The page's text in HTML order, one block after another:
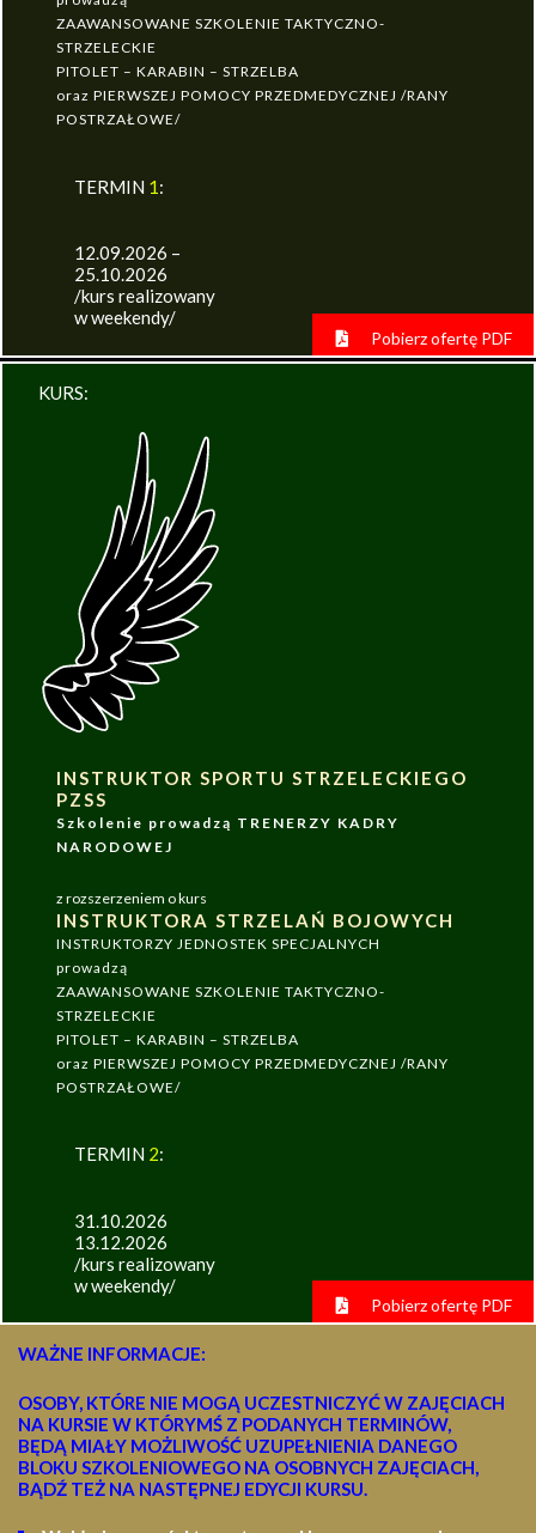
ZAAWANSOWANE SZKOLENIE TAKTYCZNO-
STRZELECKIE
PITOLET – KARABIN – STRZELBA
oraz PIERWSZEJ POMOCY PRZEDMEDYCZNEJ /RANY
POSTRZAŁOWE/
TERMIN 1:
12.09.2026 –
25.10.2026
/kurs realizowany
w weekendy/
Pobierz ofertę PDF
KURS:
INSTRUKTOR SPORTU STRZELECKIEGO
PZSS
Szkolenie prowadzą TRENERZY KADRY
NARODOWEJ
z rozszerzeniem o kurs
INSTRUKTORA STRZELAŃ BOJOWYCH
INSTRUKTORZY JEDNOSTEK SPECJALNYCH
prowadzą
ZAAWANSOWANE SZKOLENIE TAKTYCZNO-
STRZELECKIE
PITOLET – KARABIN – STRZELBA
oraz PIERWSZEJ POMOCY PRZEDMEDYCZNEJ /RANY
POSTRZAŁOWE/
TERMIN 2:
31.10.2026
13.12.2026
/kurs realizowany
w weekendy/
Pobierz ofertę PDF
WAŻNE INFORMACJE:
OSOBY, KTÓRE NIE MOGĄ UCZESTNICZYĆ W ZAJĘCIACH
NA KURSIE W KTÓRYMŚ Z PODANYCH TERMINÓW,
BĘDĄ MIAŁY MOŻLIWOŚĆ UZUPEŁNIENIA DANEGO
BLOKU SZKOLENIOWEGO NA OSOBNYCH ZAJĘCIACH,
BĄDŹ TEŻ NA NASTĘPNEJ EDYCJI KURSU.